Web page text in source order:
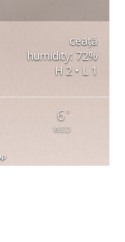
ceață
humidity: 72%
H 2 • L 1
6°
WED